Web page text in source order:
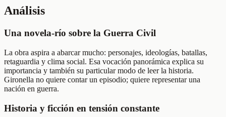
Análisis
Una novela-río sobre la Guerra Civil
La obra aspira a abarcar mucho: personajes, ideologías, batallas,
retaguardia y clima social. Esa vocación panorámica explica su
importancia y también su particular modo de leer la historia.
Gironella no quiere contar un episodio; quiere representar una
nación en guerra.
Historia y ficción en tensión constante